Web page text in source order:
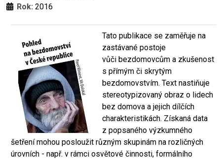
Rok: 2016
Tato publikace se zaměřuje na
zastávané postoje
vůči bezdomovcům a zkušenost
s přímým či skrytým
bezdomovstvím. Text nastiňuje
stereotypizovaný obraz o lidech
bez domova a jejich dílčích
charakteristikách. Získaná data
z popsaného výzkumného
šetření mohou posloužit různým skupinám na rozličných
úrovních - např. v rámci osvětové činnosti, formálního